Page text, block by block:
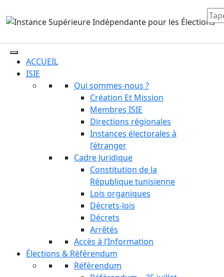
ACCUEIL
ISIE
Qui sommes-nous ?
Création Et Mission
Membres ISIE
Directions régionales
Instances électorales à
l’étranger
Cadre Juridique
Constitution de la
République tunisienne
Lois organiques
Décrets-lois
Décrets
Arrêtés
Accès à l’Information
Élections & Référendum
Référendum